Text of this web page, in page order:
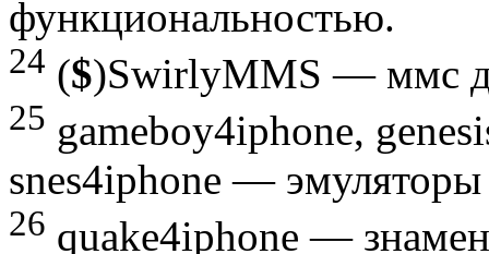
функциональностью.
24 ($)SwirlyMMS — ммс
25 gameboy4iphone,
snes4iphone —
26 quake4iphone —